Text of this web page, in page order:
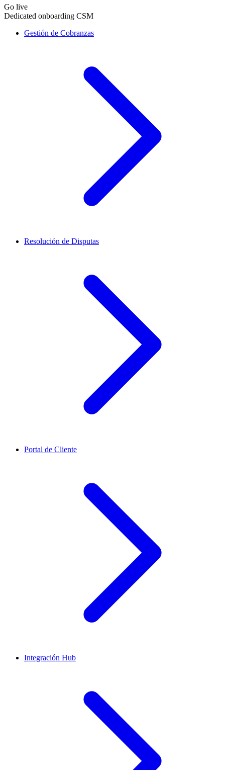
Go live
Dedicated onboarding CSM
Gestión de Cobranzas
Resolución de Disputas
Portal de Cliente
Integración Hub